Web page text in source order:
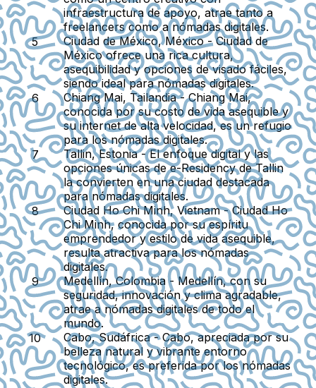
infraestructura de apoyo, atrae tanto a
freelancers como a nómadas digitales.
Ciudad de México, México- Ciudad de
México ofrece una rica cultura,
asequibilidad y opciones de visado fáciles,
siendo ideal para nómadas digitales.
Chiang Mai, Tailandia- Chiang Mai,
conocida por su costo de vida asequible y
su internet de alta velocidad, es un refugio
para los nómadas digitales.
Tallin, Estonia- El enfoque digital y las
opciones únicas de e-Residency de Tallin
la convierten en una ciudad destacada
para nómadas digitales.
Ciudad Ho Chi Minh, Vietnam- Ciudad Ho
Chi Minh, conocida por su espíritu
emprendedor y estilo de vida asequible,
resulta atractiva para los nómadas
digitales.
Medellín, Colombia- Medellín, con su
seguridad, innovación y clima agradable,
atrae a nómadas digitales de todo el
mundo.
Cabo, Sudáfrica- Cabo, apreciada por su
belleza natural y vibrante entorno
tecnológico, es preferida por los nómadas
digitales.